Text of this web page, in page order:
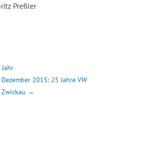
Preßler
2015: 25 Jahre VW
→